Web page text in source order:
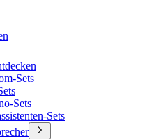
Sets
Sets
Sets